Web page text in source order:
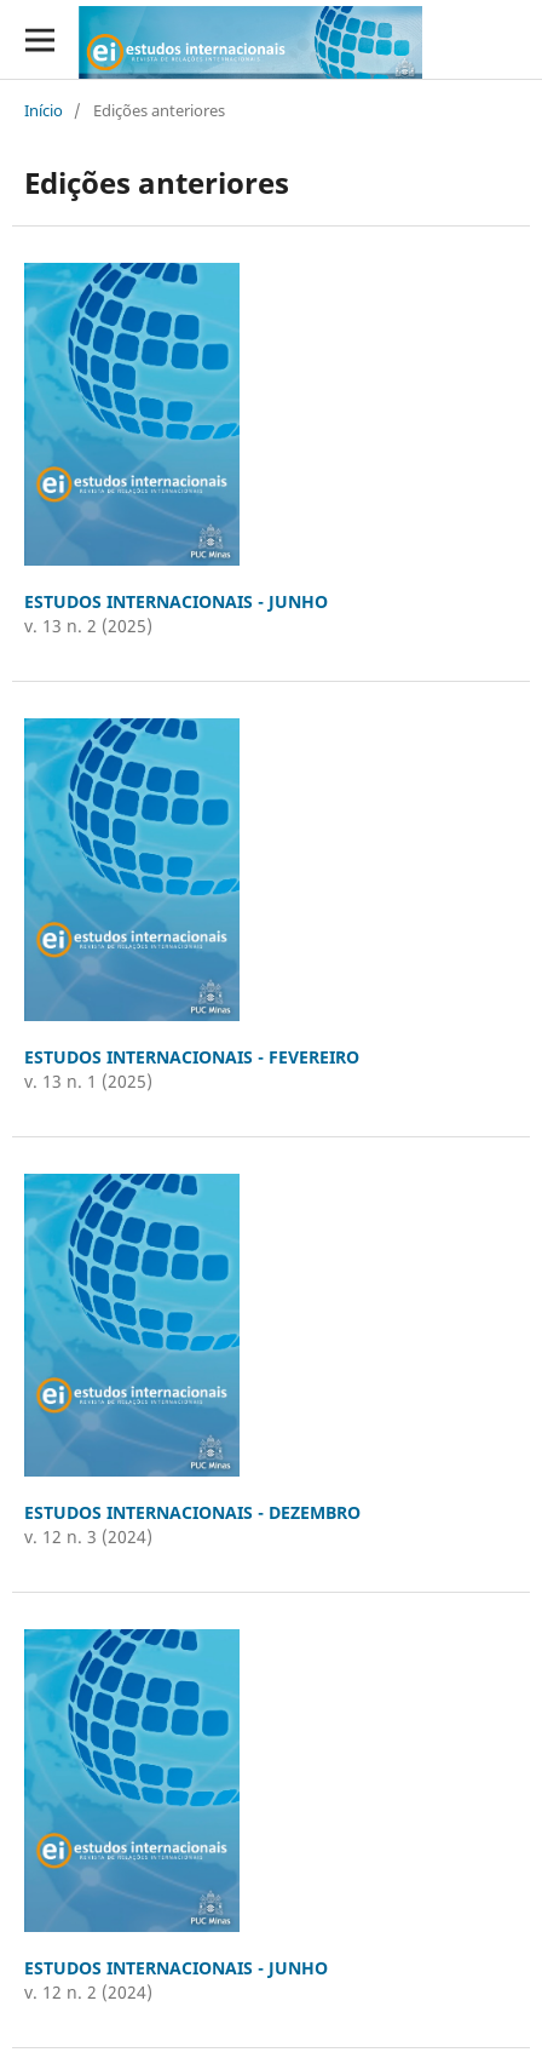
Início / Edições anteriores
Edições anteriores
ESTUDOS INTERNACIONAIS - JUNHO
v. 13 n. 2 (2025)
ESTUDOS INTERNACIONAIS - FEVEREIRO
v. 13 n. 1 (2025)
ESTUDOS INTERNACIONAIS - DEZEMBRO
v. 12 n. 3 (2024)
ESTUDOS INTERNACIONAIS - JUNHO
v. 12 n. 2 (2024)